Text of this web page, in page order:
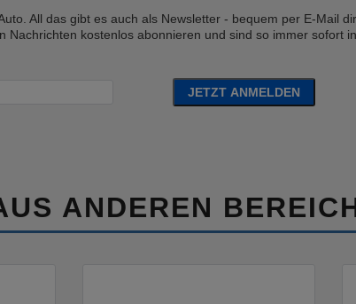
All das gibt es auch als Newsletter - bequem per E-Mail
Nachrichten kostenlos abonnieren und sind so immer sofort
JETZT ANMELDEN
ANDEREN